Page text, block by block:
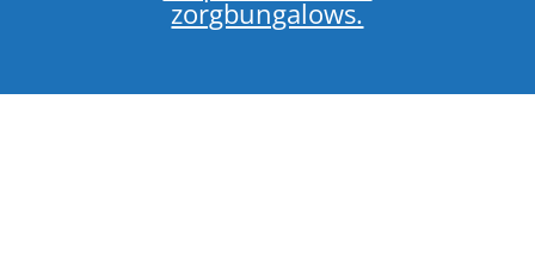
zorgbungalows.